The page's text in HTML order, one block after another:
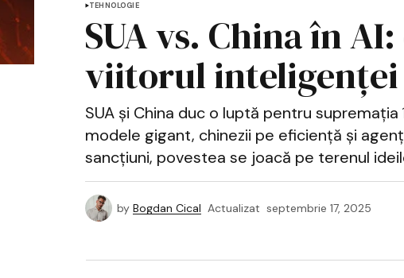
TEHNOLOGIE
SUA vs. China în
viitorul
SUA și China duc o luptă pentru supremația
modele gigant, chinezii pe eficiență și
sancțiuni, povestea se joacă pe terenul
by Bogdan Cical Actualizat septembrie 17, 2025